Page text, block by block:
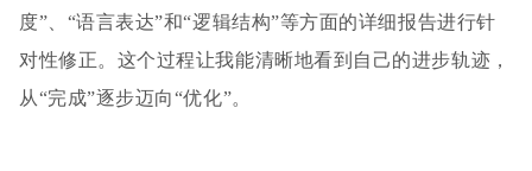
度”、“语言表达”和“逻辑结构”等方面的详细报告进行针
对性修正。这个过程让我能清晰地看到自己的进步轨迹，
从“完成”逐步迈向“优化”。